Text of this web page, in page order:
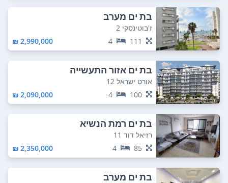
בת ים מערב
ז'בוטינסקי 2
111
4
2,990,000 ₪
בת ים אזור התעשייה
אורט ישראל 12
100
4
2,090,000 ₪
בת ים רמת הנשיא
רזיאל דוד 11
85
4
2,350,000 ₪
בת ים מערב